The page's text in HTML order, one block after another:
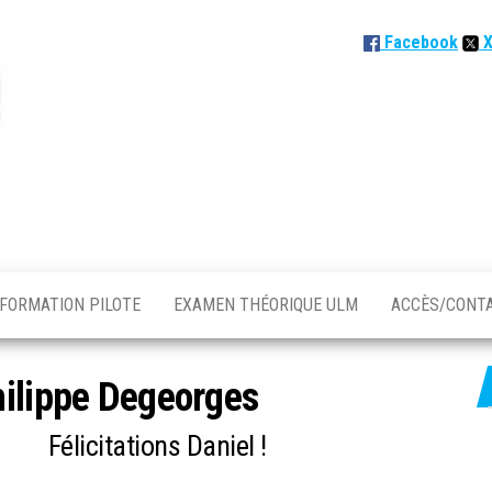
Facebook X
FORMATION PILOTE EXAMEN THÉORIQUE ULM ACCÈS/
Degeorges
Félicitations Daniel !